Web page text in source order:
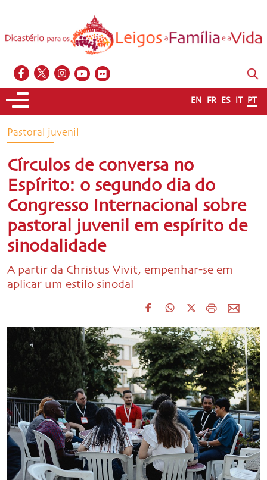
EN FR ES IT PT
Pastoral juvenil
Círculos de conversa no
Espírito: o segundo dia do
Congresso Internacional sobre
pastoral juvenil em espírito de
sinodalidade
A partir da Christus Vivit, empenhar-se em
aplicar um estilo sinodal